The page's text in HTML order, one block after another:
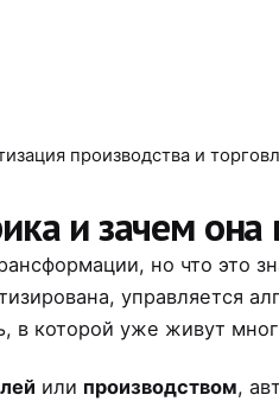
производства и
и зачем
но что это
управляется
в которой уже живут
или производством,